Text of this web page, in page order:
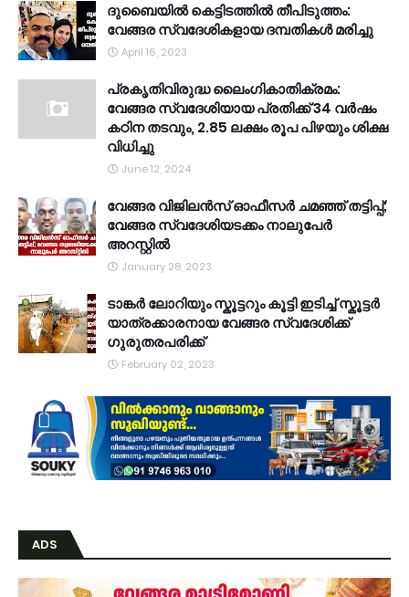
ദുബൈയിൽ കെട്ടിടത്തിൽ തീപിടുത്തം:
വേങ്ങര സ്വദേശികളായ ദമ്പതികൾ മരിച്ചു
April 16, 2023
പ്രകൃതിവിരുദ്ധ ലൈംഗികാതിക്രമം:
വേങ്ങര സ്വദേശിയായ പ്രതിക്ക് 34 വര്‍ഷം
കഠിന തടവും, 2.85 ലക്ഷം രൂപ പിഴയും ശിക്ഷ
വിധിച്ചു
June 12, 2024
വേങ്ങര വിജിലൻസ് ഓഫീസർ ചമഞ്ഞ് തട്ടിപ്പ്;
വേങ്ങര സ്വദേശിയടക്കം നാലുപേർ
അറസ്റ്റിൽ
January 28, 2023
ടാങ്കർ ലോറിയും സ്കൂട്ടറും കൂട്ടി ഇടിച്ച് സ്കൂട്ടർ
യാത്രക്കാരനായ വേങ്ങര സ്വദേശിക്ക്
ഗുരുതരപരിക്ക്
February 02, 2023
ADS